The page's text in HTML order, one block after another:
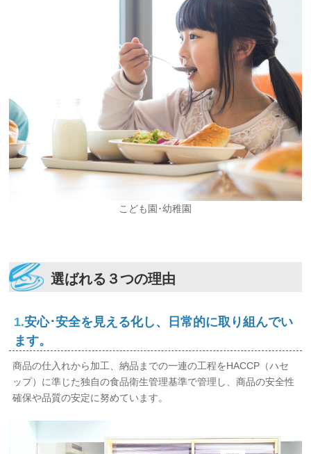
こども園･幼稚園
選ばれる３つの理由
1.安心･安全を見える化し、日常的に取り組んでい
ます。
商品の仕入れから加工、納品までの一連の工程をHACCP（ハセ
ップ）に準じた独自の食品衛生管理基準で管理し、商品の安全性
確保や品質の安定に努めています。